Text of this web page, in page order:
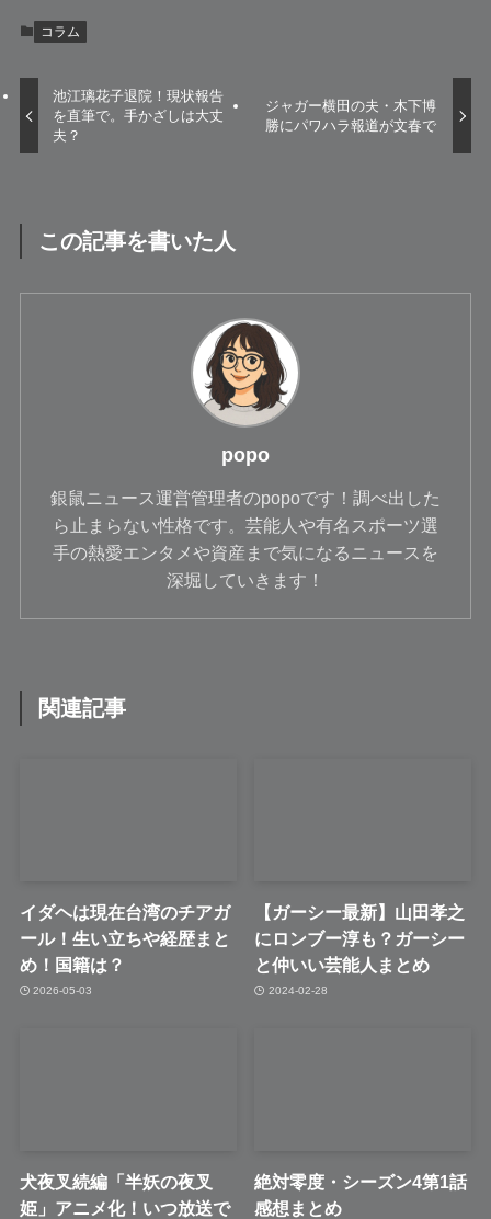
コラム
池江璃花子退院！現状報告
を直筆で。手かざしは大丈
夫？
ジャガー横田の夫・木下博
勝にパワハラ報道が文春で
この記事を書いた人
popo
銀鼠ニュース運営管理者のpopoです！調べ出した
ら止まらない性格です。芸能人や有名スポーツ選
手の熱愛エンタメや資産まで気になるニュースを
深堀していきます！
関連記事
イダヘは現在台湾のチアガ
ール！生い立ちや経歴まと
め！国籍は？
2026-05-03
【ガーシー最新】山田孝之
にロンブー淳も？ガーシー
と仲いい芸能人まとめ
2024-02-28
犬夜叉続編「半妖の夜叉
姫」アニメ化！いつ放送で
絶対零度・シーズン4第1話
感想まとめ